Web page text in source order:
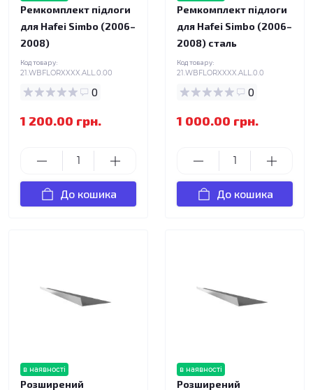
Ремкомплект підлоги
для Hafei Simbo (2006–
2008)
Код товару:
21.WBFLORXXXX.ALL.0.00
0
1 200.00 грн.
До кошика
Ремкомплект підлоги
для Hafei Simbo (2006–
2008) сталь
Код товару:
21.WBFLORXXXX.ALL.0.0
0
1 000.00 грн.
До кошика
в наявності
Розширений
в наявності
Розширений